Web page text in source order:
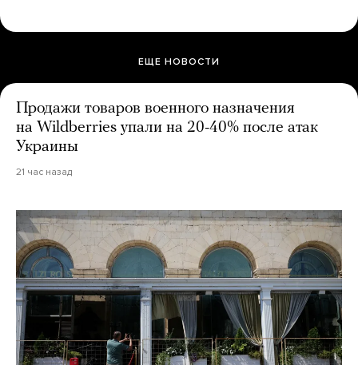
ЕЩЕ НОВОСТИ
Продажи товаров военного назначения
на Wildberries упали на 20-40% после атак
Украины
21 час назад